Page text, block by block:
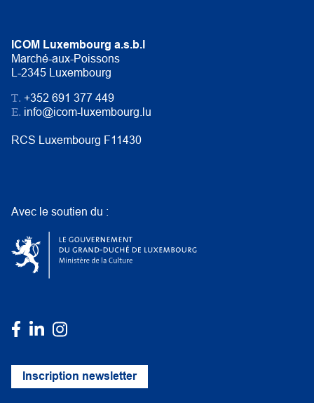
ICOM Luxembourg a.s.b.l
Marché-aux-Poissons
L-2345 Luxembourg
T. +352 691 377 449
E. info@icom-luxembourg.lu
RCS Luxembourg F11430
Avec le soutien du :
Inscription newsletter